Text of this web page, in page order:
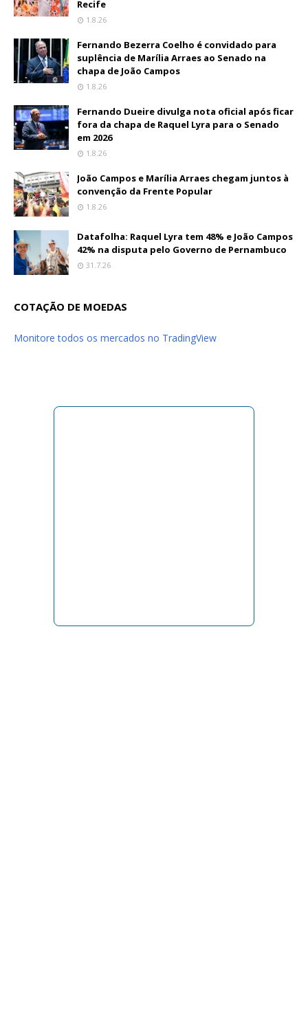
Recife
1.8.26
Fernando Bezerra Coelho é convidado para
suplência de Marília Arraes ao Senado na
chapa de João Campos
1.8.26
Fernando Dueire divulga nota oficial após ficar
fora da chapa de Raquel Lyra para o Senado
em 2026
1.8.26
João Campos e Marília Arraes chegam juntos à
convenção da Frente Popular
1.8.26
Datafolha: Raquel Lyra tem 48% e João Campos
42% na disputa pelo Governo de Pernambuco
31.7.26
COTAÇÃO DE MOEDAS
Monitore todos os mercados no TradingView